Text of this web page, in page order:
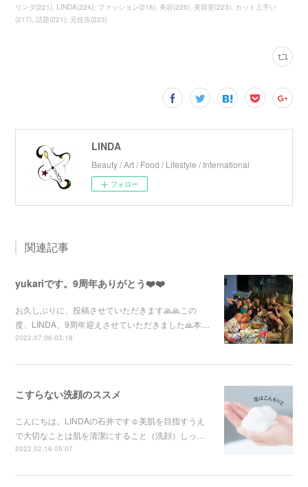
リンダ(221) LINDA(224) ファッション(218) 美容(226) 美容室(223) カット上手い
(217) 話題(221) 元住吉(223)
LINDA
Beauty / Art / Food / Lifestyle / International
フォロー
関連記事
yukariです。9周年ありがとう❤️❤️
お久しぶりに、投稿させていただきます🙏🙏この
度、LINDA、9周年迎えさせていただきました🙏本…
2022.07.06 03:18
こすらない洗顔のススメ
こんにちは。LINDAの石井です☺︎美肌を目指すうえ
で大切なことは肌を清潔にすること（洗顔）しっ…
2022.02.16 05:07